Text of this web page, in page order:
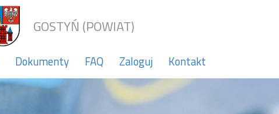
GOSTYŃ (POWIAT)
Dokumenty FAQ Zaloguj Kontakt